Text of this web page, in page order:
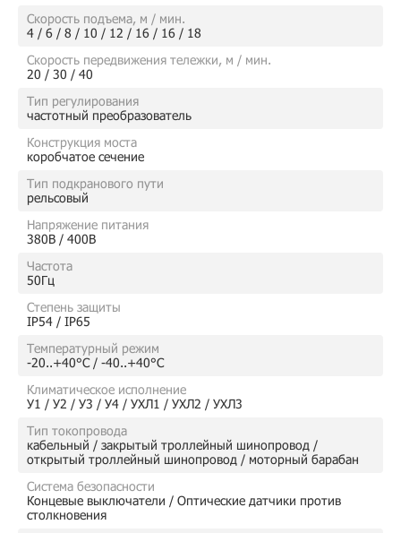
Скорость подъема, м / мин.
4 / 6 / 8 / 10 / 12 / 16 / 16 / 18
Скорость передвижения тележки, м / мин.
20 / 30 / 40
Тип регулирования
частотный преобразователь
Конструкция моста
коробчатое сечение
Тип подкранового пути
рельсовый
Напряжение питания
380В / 400В
Частота
50Гц
Степень защиты
IP54 / IP65
Температурный режим
-20..+40°C / -40..+40°C
Климатическое исполнение
У1 / У2 / У3 / У4 / УХЛ1 / УХЛ2 / УХЛ3
Тип токопровода
кабельный / закрытый троллейный шинопровод /
открытый троллейный шинопровод / моторный барабан
Система безопасности
Концевые выключатели / Оптические датчики против
столкновения